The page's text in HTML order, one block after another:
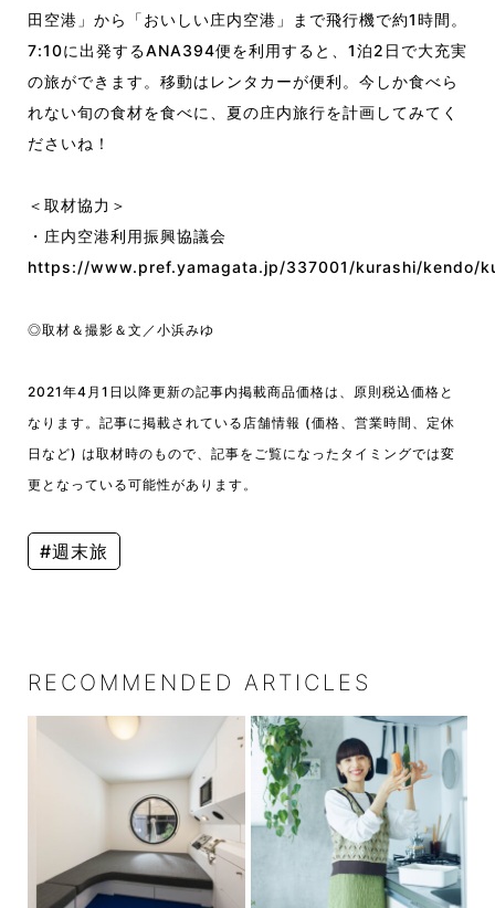
田空港」から「おいしい庄内空港」まで飛行機で約1時間。
7:10に出発するANA394便を利用すると、1泊2日で大充実
の旅ができます。移動はレンタカーが便利。今しか食べら
れない旬の食材を食べに、夏の庄内旅行を計画してみてく
ださいね！
＜取材協力＞
・庄内空港利用振興協議会
https://www.pref.yamagata.jp/337001/kurashi/kendo/
◎取材＆撮影＆文／小浜みゆ
2021年4月1日以降更新の記事内掲載商品価格は、原則税込価格と
なります。記事に掲載されている店舗情報 (価格、営業時間、定休
日など) は取材時のもので、記事をご覧になったタイミングでは変
更となっている可能性があります。
#週末旅
RECOMMENDED ARTICLES